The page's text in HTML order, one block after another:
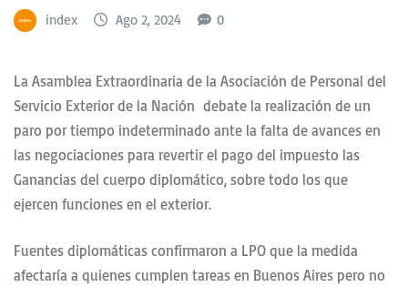
index Ago 2, 2024 0
La Asamblea Extraordinaria de la Asociación de Personal del
Servicio Exterior de la Nación debate la realización de un
paro por tiempo indeterminado ante la falta de avances en
las negociaciones para revertir el pago del impuesto las
Ganancias del cuerpo diplomático, sobre todo los que
ejercen funciones en el exterior.
Fuentes diplomáticas confirmaron a LPO que la medida
afectaría a quienes cumplen tareas en Buenos Aires pero no